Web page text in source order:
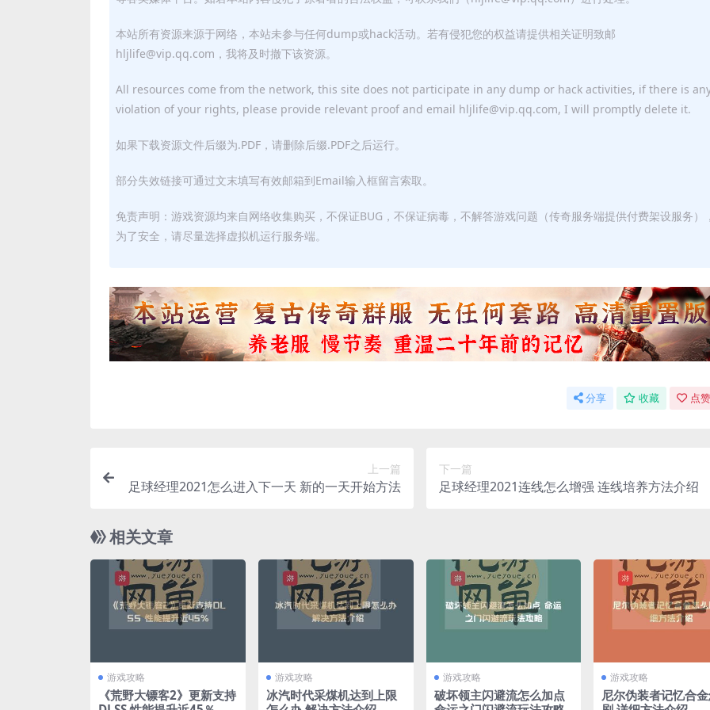
本站所有资源来源于网络，本站未参与任何dump或hack活动。若有侵犯您的权益请提供相关证明致邮
hljlife@vip.qq.com，我将及时撤下该资源。
All resources come from the network, this site does not participate in any dump or hack activities, if there is
violation of your rights, please provide relevant proof and email hljlife@vip.qq.com, I will promptly delete it.
如果下载资源文件后缀为.PDF，请删除后缀.PDF之后运行。
部分失效链接可通过文末填写有效邮箱到Email输入框留言索取。
免责声明：游戏资源均来自网络收集购买，不保证BUG，不保证病毒，不解答游戏问题（传奇服务端提供付费架设服务）
为了安全，请尽量选择虚拟机运行服务端。
分享 收藏 点
上一篇
足球经理2021怎么进入下一天 新的一天开始方法
下一篇
足球经理2021连线怎么增强 连线培养方法介绍
相关文章
游戏攻略
《荒野大镖客2》更新支持
游戏攻略
冰汽时代采煤机达到上限
游戏攻略
破坏领主闪避流怎么加点
游戏攻略
尼尔伪装者记忆合